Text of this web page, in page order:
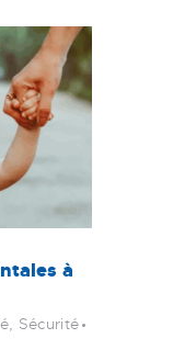
à
, Sécurité